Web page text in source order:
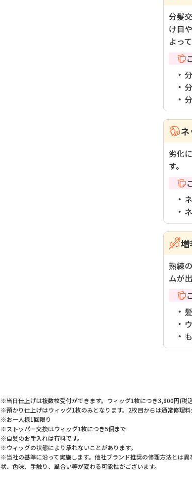
分髪
け目
よっ
劣化
す。
増
熟練
ムが
※当日仕上げは複数枚受付ができます。ウィッグ1枚につき3,800円(税
※預かり仕上げはウィッグ1枚のみとなります。2枚目からは通常修理料
※お一人様1回限り
※ストッパー交換はウィッグ1枚につき5個まで
※自髪のお手入れは有料です。
※ウィッグの状態により承れないことがあります。
※当社の基準に沿って実施します。他社ブランド推奨の修理方法とは
状、色味、手触り、風合い等が変わる可能性がございます。